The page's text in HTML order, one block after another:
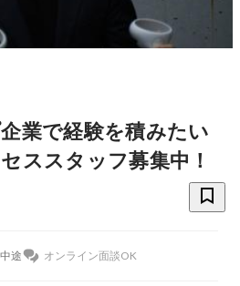
業で経験を積みたい
ススタッフ募集中！
中途 オンライン面談OK